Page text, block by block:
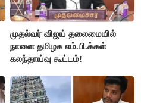
முதல்வர் விஜய் தலைமையில்
நாளை தமிழக எம்.பி.க்கள்
கலந்தாய்வு கூட்டம்!